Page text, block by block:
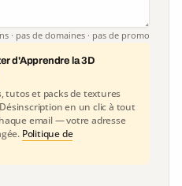
· pas de domaines · pas de promo
d'Apprendre la 3D
tutos et packs de textures
en un clic à tout
email — votre adresse
Politique de